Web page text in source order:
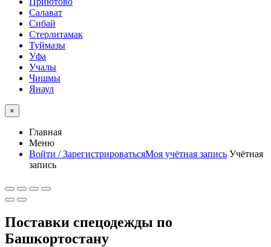
Салават
Сибай
Стерлитамак
Туймазы
Уфа
Учалы
Чишмы
Янаул
×
Главная
Меню
Войти / ЗарегистрироватьсяМоя учётная запись Учётная
запись
Поставки спецодежды по
Башкортостану